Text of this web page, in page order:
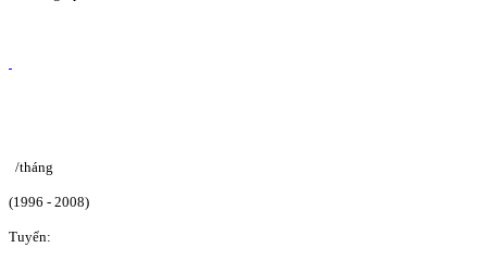
/tháng
(1996 - 2008)
Tuyển: